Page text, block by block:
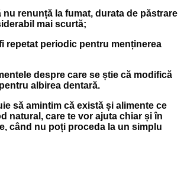
nu renunță la fumat, durata de păstrare
mai scurtă;
repetat periodic pentru menținerea
despre care se știe că modifică
albirea dentară.
să amintim că există și alimente ce
natural, care te vor ajuta chiar și în
când nu poți proceda la un simplu